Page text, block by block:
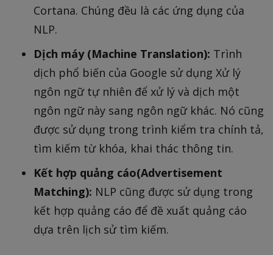
Cortana. Chúng đều là các ứng dụng của
NLP.
Dịch máy (Machine Translation): Trình
dịch phổ biến của Google sử dụng Xử lý
ngôn ngữ tự nhiên để xử lý và dịch một
ngôn ngữ này sang ngôn ngữ khác. Nó cũng
được sử dụng trong trình kiểm tra chính tả,
tìm kiếm từ khóa, khai thác thông tin.
Kết hợp quảng cáo(Advertisement
Matching): NLP cũng được sử dụng trong
kết hợp quảng cáo để đề xuất quảng cáo
dựa trên lịch sử tìm kiếm.